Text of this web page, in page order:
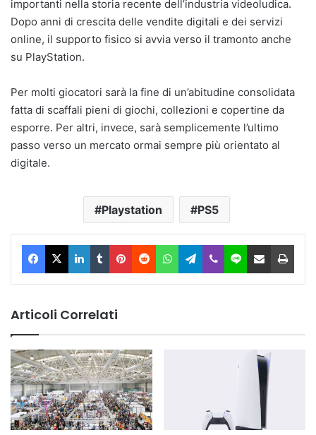
importanti nella storia recente dell’industria videoludica.
Dopo anni di crescita delle vendite digitali e dei servizi
online, il supporto fisico si avvia verso il tramonto anche
su PlayStation.
Per molti giocatori sarà la fine di un’abitudine consolidata
fatta di scaffali pieni di giochi, collezioni e copertine da
esporre. Per altri, invece, sarà semplicemente l’ultimo
passo verso un mercato ormai sempre più orientato al
digitale.
Playstation PS5
Facebook
X LinkedIn
TumblrPinterest
RedditWhatsAppTelegram
ViberLine Condividi via Email
Articoli Correlati